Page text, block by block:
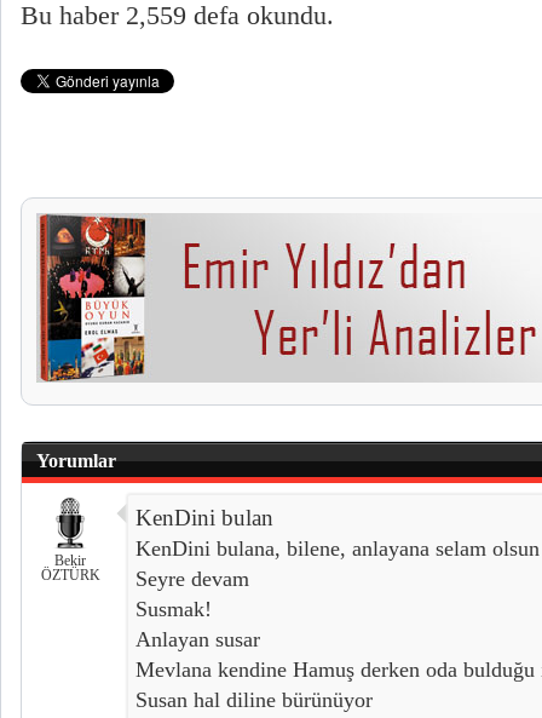
Bu haber 2,559 defa okundu.
Yorumlar
Bekir
ÖZTÜRK
KenDini bulan
KenDini bulana, bilene, anlayana selam olsun
Seyre devam
Susmak!
Anlayan susar
Mevlana kendine Hamuş derken oda
Susan hal diline bürünüyor